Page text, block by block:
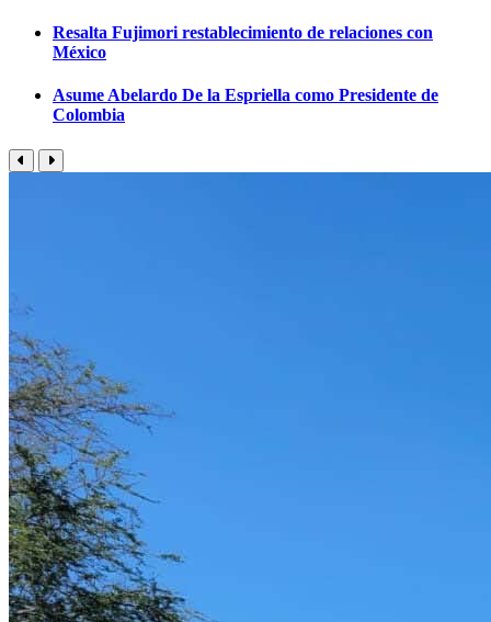
Resalta Fujimori restablecimiento de relaciones con
México
Asume Abelardo De la Espriella como Presidente de
Colombia